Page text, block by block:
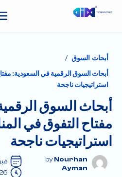
أبحاث السوق /
أبحاث السوق الرقمية في السعودية:
استراتيجيات ناجحة
أبحاث السوق
مفتاح التفوق في
استراتيجيات ناجحة
Nourhan
Ayman